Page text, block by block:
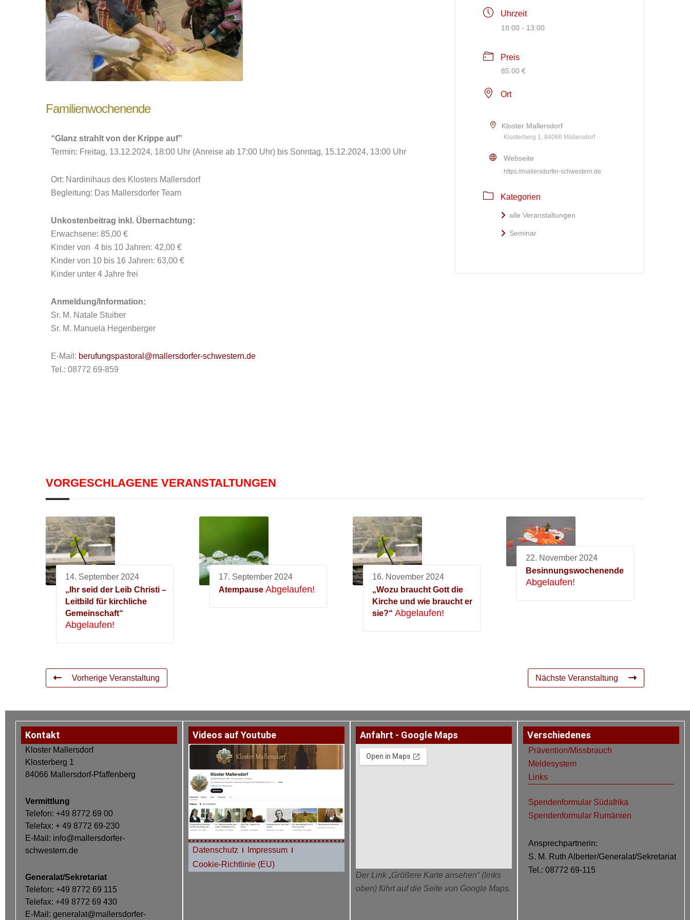
Familienwochenende
“Glanz strahlt von der Krippe auf”
Termin: Freitag, 13.12.2024, 18:00 Uhr (Anreise ab 17:00 Uhr) bis Sonntag, 15.12.2024, 13:00 Uhr
Ort: Nardinihaus des Klosters Mallersdorf
Begleitung: Das Mallersdorfer Team
Unkostenbeitrag inkl. Übernachtung:
Erwachsene: 85,00 €
Kinder von 4 bis 10 Jahren: 42,00 €
Kinder von 10 bis 16 Jahren: 63,00 €
Kinder unter 4 Jahre frei
Anmeldung/Information:
Sr. M. Natale Stuiber
Sr. M. Manuela Hegenberger
E-Mail: berufungspastoral@mallersdorfer-schwestern.de
Tel.: 08772 69-859
Uhrzeit
18:00 - 13:00
Preis
85.00 €
Ort
Kloster Mallersdorf
Klosterberg 1, 84066 Mallersdorf
Webseite
https://mallersdorfer-schwestern.de
Kategorien
alle Veranstaltungen
Seminar
VORGESCHLAGENE VERANSTALTUNGEN
14. September 2024
„Ihr seid der Leib Christi –
Leitbild für kirchliche
Gemeinschaft“
Abgelaufen!
17. September 2024
Atempause Abgelaufen!
16. November 2024
„Wozu braucht Gott die
Kirche und wie braucht er
sie?“ Abgelaufen!
22. November 2024
Besinnungswochenende
Abgelaufen!
Vorherige Veranstaltung Nächste Veranstaltung
Kontakt
Kloster Mallersdorf
Klosterberg 1
84066 Mallersdorf-Pfaffenberg
Vermittlung
Telefon: +49 8772 69 00
Telefax: + 49 8772 69-230
E-Mail: info@mallersdorfer-
schwestern.de
Generalat/Sekretariat
Telefon: +49 8772 69 115
Telefax: +49 8772 69 430
E-Mail: generalat@mallersdorfer-
Videos auf Youtube
Datenschutz
Impressum
Cookie-Richtlinie (EU)
Anfahrt - Google Maps
Der Link „Größere Karte ansehen“ (links
oben) führt auf die Seite von Google Maps.
Verschiedenes
Prävention/Missbrauch
Meldesystem
Links
Spendenformular Südafrika
Spendenformular Rumänien
Ansprechpartnerin:
S. M. Ruth Alberter/Generalat/Sekretariat
Tel.: 08772 69-115